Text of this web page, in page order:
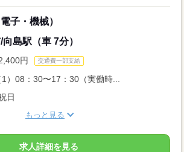
子・機械）
島駅（車 7分）
円 交通費一部支給
1）08：30〜17：30（実働時...
日
もっと見る
求人詳細を見る